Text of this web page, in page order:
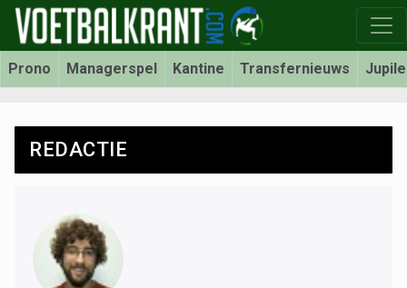
Prono Managerspel Kantine Transfernieuws
REDACTIE